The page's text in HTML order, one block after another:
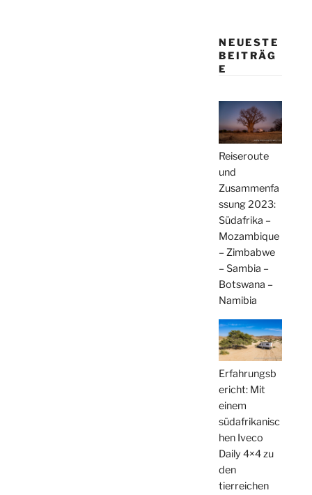
NEUESTE
BEITRÄG
E
Reiseroute
und
Zusammenfa
ssung 2023:
Südafrika –
Mozambique
– Zimbabwe
– Sambia –
Botswana –
Namibia
Erfahrungsb
ericht: Mit
einem
südafrikanisc
hen Iveco
Daily 4×4 zu
den
tierreichen